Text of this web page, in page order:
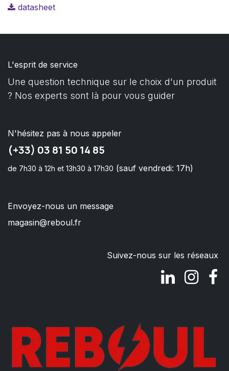
datasheet
L'esprit de service
Une question technique sur le choix d'un produit
? Nos experts sont là pour vous guider
N'hésitez pas à nous appeler
(+33) 03 81 50 14 85
de 7h30 à 12h et 13h30 à 17h30 (sauf vendredi: 17h)
Envoyez-nous un message
magasin@reboul.fr
Suivez-nous sur les réseaux